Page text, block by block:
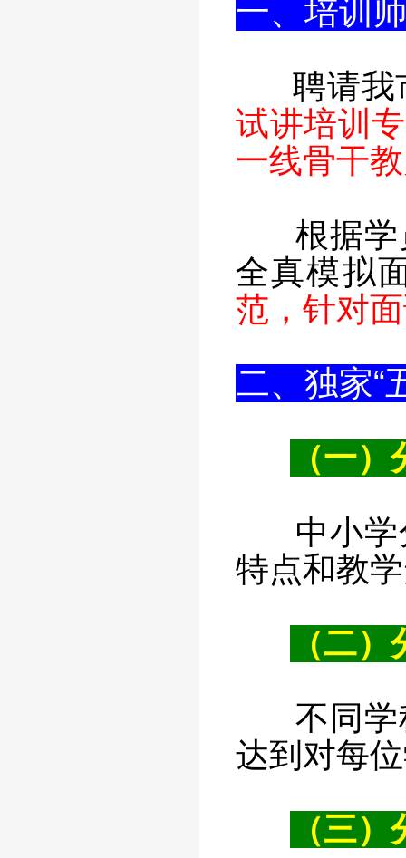
一、培训
聘请我
试讲培训
一线骨干
根据
全真模拟
范，针对
二、独家“
（一
中小
特点和教
（二
不同
达到对每
（三